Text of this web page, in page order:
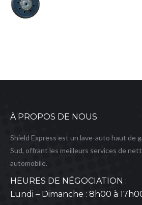
À PROPOS DE NOUS
Shield Express est un lave-auto haut de
Sud, offrant les meilleurs services de
automobile.
HEURES DE NÉGOCIATION :
Lundi – Dimanche : 8h00 à